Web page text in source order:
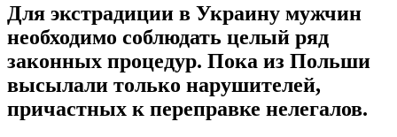
Для экстрадиции в Украину мужчин
необходимо соблюдать целый ряд
законных процедур. Пока из Польши
высылали только нарушителей,
причастных к переправке нелегалов.